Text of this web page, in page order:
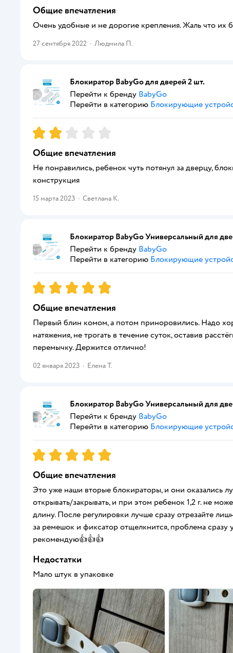
Общие впечатления
Очень удобные и не дорогие крепления. Жаль что их
27 сентября 2022 · Людмила П.
Блокиратор BabyGo для дверей 2 шт.
Перейти к бренду BabyGo
Перейти в категорию Блокирующие
Рейтинг:2
Общие впечатления
Не понравились, ребенок чуть потянул за дверцу,
конструкция
15 марта 2023 · Светлана К.
Блокиратор BabyGo Универсальный для
Перейти к бренду BabyGo
Перейти в категорию Блокирующие
Рейтинг:5
Общие впечатления
Первый блин комом, а потом приноровились. Надо
натяжения, не трогать в течение суток, оставив
перемычку. Держится отлично!
02 января 2023 · Елена Т.
Блокиратор BabyGo Универсальный для
Перейти к бренду BabyGo
Перейти в категорию Блокирующие
Рейтинг:5
Общие впечатления
Это уже наши вторые блокираторы, и они оказались
открывать/закрывать, и при этом ребенок 1,2 г. не
длину. После регулировки лучше сразу отрезайте
за ремешок и фиксатор отщелкнится, проблема
рекомендую👍👍👍
Недостатки
Мало штук в упаковке